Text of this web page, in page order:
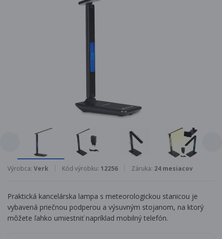
Výrobca: Verk Kód výrobku: 12256 Záruka: 24 mesiacov
Praktická kancelárska lampa s meteorologickou stanicou je
vybavená priečnou podperou a výsuvným stojanom, na ktorý
môžete ľahko umiestniť napríklad mobilný telefón.